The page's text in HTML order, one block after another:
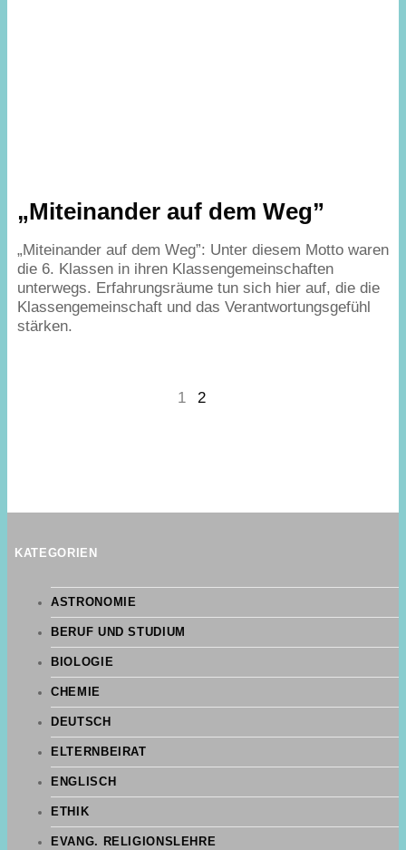
„Miteinander auf dem Weg”
„Miteinander auf dem Weg”: Unter diesem Motto waren
die 6. Klassen in ihren Klassengemeinschaften
unterwegs. Erfahrungsräume tun sich hier auf, die die
Klassengemeinschaft und das Verantwortungsgefühl
stärken.
1 2
KATEGORIEN
ASTRONOMIE
BERUF UND STUDIUM
BIOLOGIE
CHEMIE
DEUTSCH
ELTERNBEIRAT
ENGLISCH
ETHIK
EVANG. RELIGIONSLEHRE